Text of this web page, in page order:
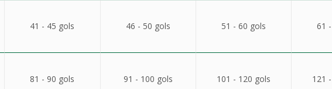
41 - 45 gols 46 - 50 gols 51 - 60 gols 61
81 - 90 gols 91 - 100 gols 101 - 120 gols 121